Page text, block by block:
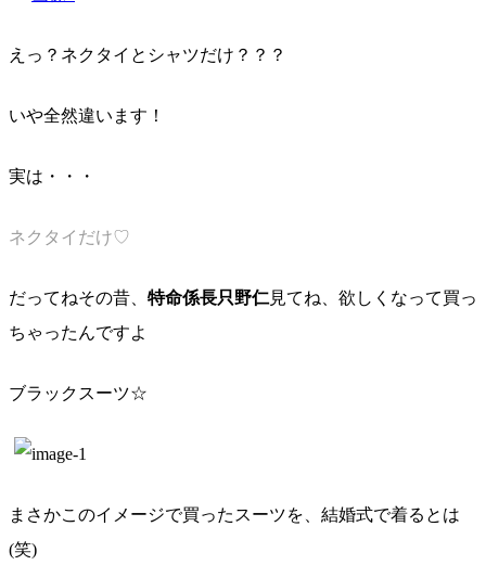
えっ？ネクタイとシャツだけ？？？
いや全然違います！
実は・・・
ネクタイだけ♡
だってねその昔、 特命係長只野仁見てね、欲しくなって買っ
ちゃったんですよ
ブラックスーツ☆
まさかこのイメージで買ったスーツを、結婚式で着るとは
(笑)